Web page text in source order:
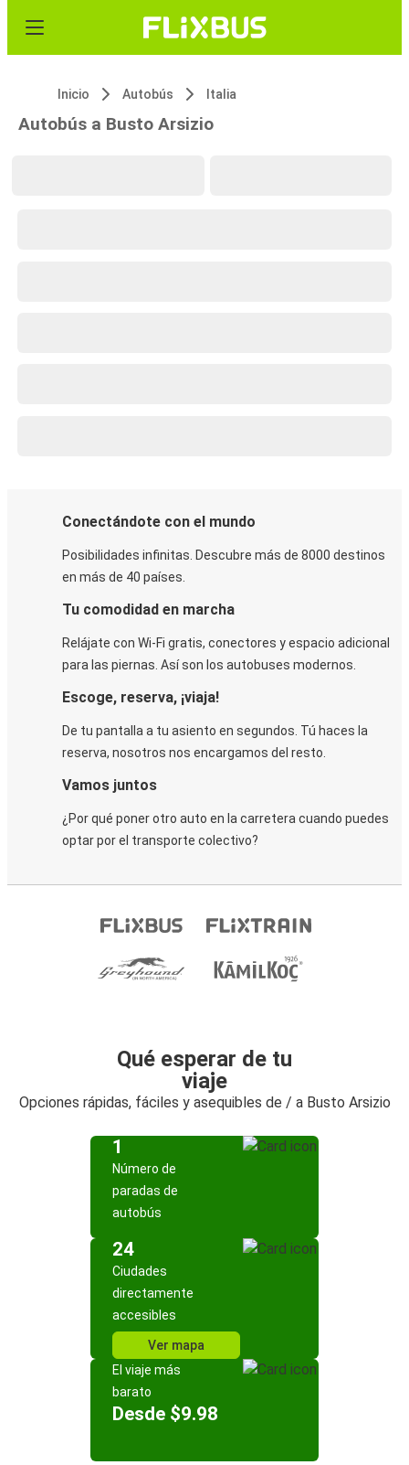
Inicio Autobús Italia
Autobús a Busto Arsizio
Conectándote con el mundo
Posibilidades infinitas. Descubre más de 8000 destinos
en más de 40 países.
Tu comodidad en marcha
Relájate con Wi-Fi gratis, conectores y espacio adicional
para las piernas. Así son los autobuses modernos.
Escoge, reserva, ¡viaja!
De tu pantalla a tu asiento en segundos. Tú haces la
reserva, nosotros nos encargamos del resto.
Vamos juntos
¿Por qué poner otro auto en la carretera cuando puedes
optar por el transporte colectivo?
Qué esperar de tu
viaje
Opciones rápidas, fáciles y asequibles de / a Busto Arsizio
1
Número de
paradas de
autobús
24
Ciudades
directamente
accesibles
Ver mapa
El viaje más
barato
Desde $9.98